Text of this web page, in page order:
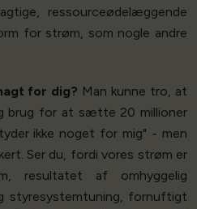
ressourceødelæggende
for strøm, som nogle andre
for dig? Man kunne tro, at
brug for at sætte 20 millioner
ikke noget for mig" - men
Ser du, fordi vores strøm er
resultatet af omhyggelig
styresystemtuning, fornuftigt